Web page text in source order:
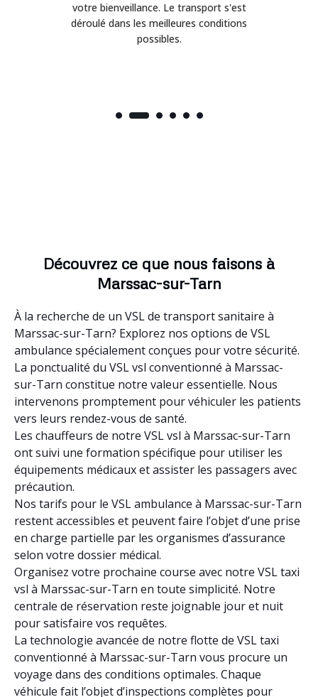
votre bienveillance. Le transport s'est
déroulé dans les meilleures conditions
possibles.
Découvrez ce que nous faisons à
Marssac-sur-Tarn
À la recherche de un VSL de transport sanitaire à
Marssac-sur-Tarn? Explorez nos options de VSL
ambulance spécialement conçues pour votre sécurité.
La ponctualité du VSL vsl conventionné à Marssac-
sur-Tarn constitue notre valeur essentielle. Nous
intervenons promptement pour véhiculer les patients
vers leurs rendez-vous de santé.
Les chauffeurs de notre VSL vsl à Marssac-sur-Tarn
ont suivi une formation spécifique pour utiliser les
équipements médicaux et assister les passagers avec
précaution.
Nos tarifs pour le VSL ambulance à Marssac-sur-Tarn
restent accessibles et peuvent faire l’objet d’une prise
en charge partielle par les organismes d’assurance
selon votre dossier médical.
Organisez votre prochaine course avec notre VSL taxi
vsl à Marssac-sur-Tarn en toute simplicité. Notre
centrale de réservation reste joignable jour et nuit
pour satisfaire vos requêtes.
La technologie avancée de notre flotte de VSL taxi
conventionné à Marssac-sur-Tarn vous procure un
voyage dans des conditions optimales. Chaque
véhicule fait l’objet d’inspections complètes pour